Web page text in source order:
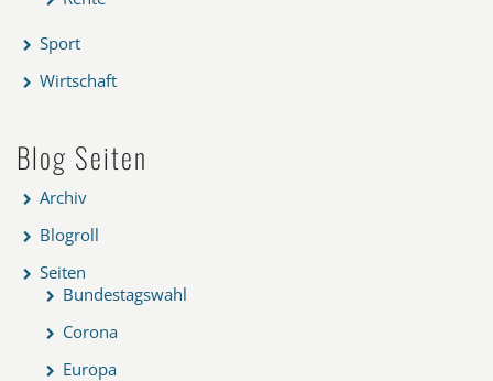
Sport
Wirtschaft
Blog Seiten
Archiv
Blogroll
Seiten
Bundestagswahl
Corona
Europa